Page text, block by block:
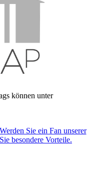
können unter
Sie ein Fan unserer
besondere Vorteile.